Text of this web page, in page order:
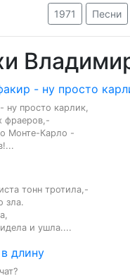
1971 Песни
- ну просто
просто карлик,
фраеров,-
Монте-Карло -
тонн тротила,-
зла.
и ушла....
длину